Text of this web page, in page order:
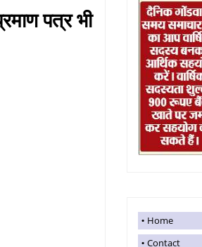
पत्र भी
Home
Contact